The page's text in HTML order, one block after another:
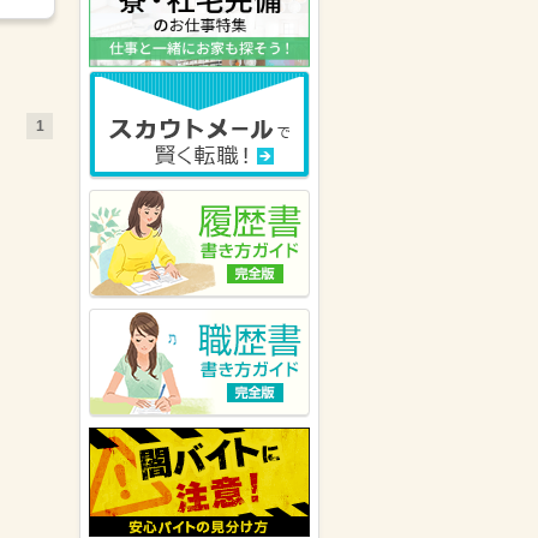
1
リア ～Neo career～にキニナル
を送りました。
熊本県の女性がトランスコスモス
パートナーズ株式会社にキニナル
を送りました。
福岡県の女性が 株式会社リクルー
トスタッフィング 西日本にキニ
ナルを送りました。
キャリアリンク株式会社（東証プ
ライム市場） が福岡県の男性にキ
ニナルを送りました。
福岡県の女性がパーソルエクセル
HRパートナーズ株式会社にキニ
ナルを送りました。
福岡県の女性が
パーソルテンプス
タッフ株式会社にキニナルを送り
ました。
株式会社ヒューマントラスト(福
岡支店)
が福岡県の女性にキニナ
ルを送りました。